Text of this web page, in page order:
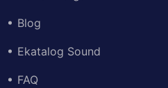
Blog
Ekatalog Sound
FAQ